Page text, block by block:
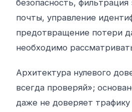
безопасность, фильтрация
почты, управление
предотвращение потери
необходимо
Архитектура нулевого
всегда проверяй»;
даже не доверяет трафику